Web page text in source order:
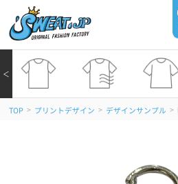
＜
TOP > プリントデザイン > デザインサンプル >